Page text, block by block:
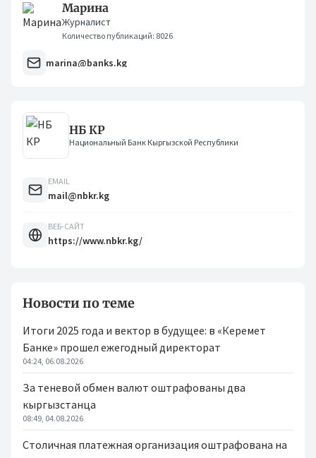
Марина
Журналист
Количество публикаций: 8026
marina@banks.kg
НБ КР
Национальный Банк Кыргызской Республики
EMAIL
mail@nbkr.kg
ВЕБ-САЙТ
https://www.nbkr.kg/
Новости по теме
Итоги 2025 года и вектор в будущее: в «Керемет
Банке» прошел ежегодный директорат
04:24, 06.08.2026
За теневой обмен валют оштрафованы два
кыргызстанца
08:49, 04.08.2026
Столичная платежная организация оштрафована на